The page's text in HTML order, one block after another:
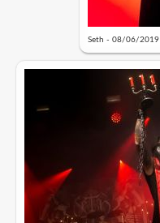
Seth - 08/06/2019